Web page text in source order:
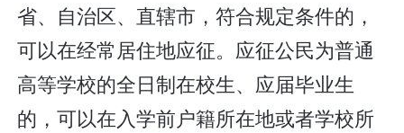
省、自治区、直辖市，符合规定条件的，
可以在经常居住地应征。应征公民为普通
高等学校的全日制在校生、应届毕业生
的，可以在入学前户籍所在地或者学校所